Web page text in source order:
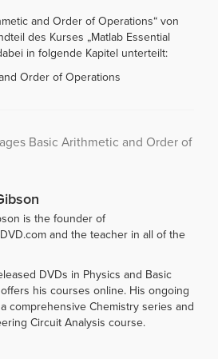
and Order of Operations“ von
des Kurses „Matlab Essential
in folgende Kapitel unterteilt:
Order of Operations
Basic Arithmetic and Order of
is the founder of
and the teacher in all of the
DVDs in Physics and Basic
his courses online. His ongoing
comprehensive Chemistry series and
Circuit Analysis course.